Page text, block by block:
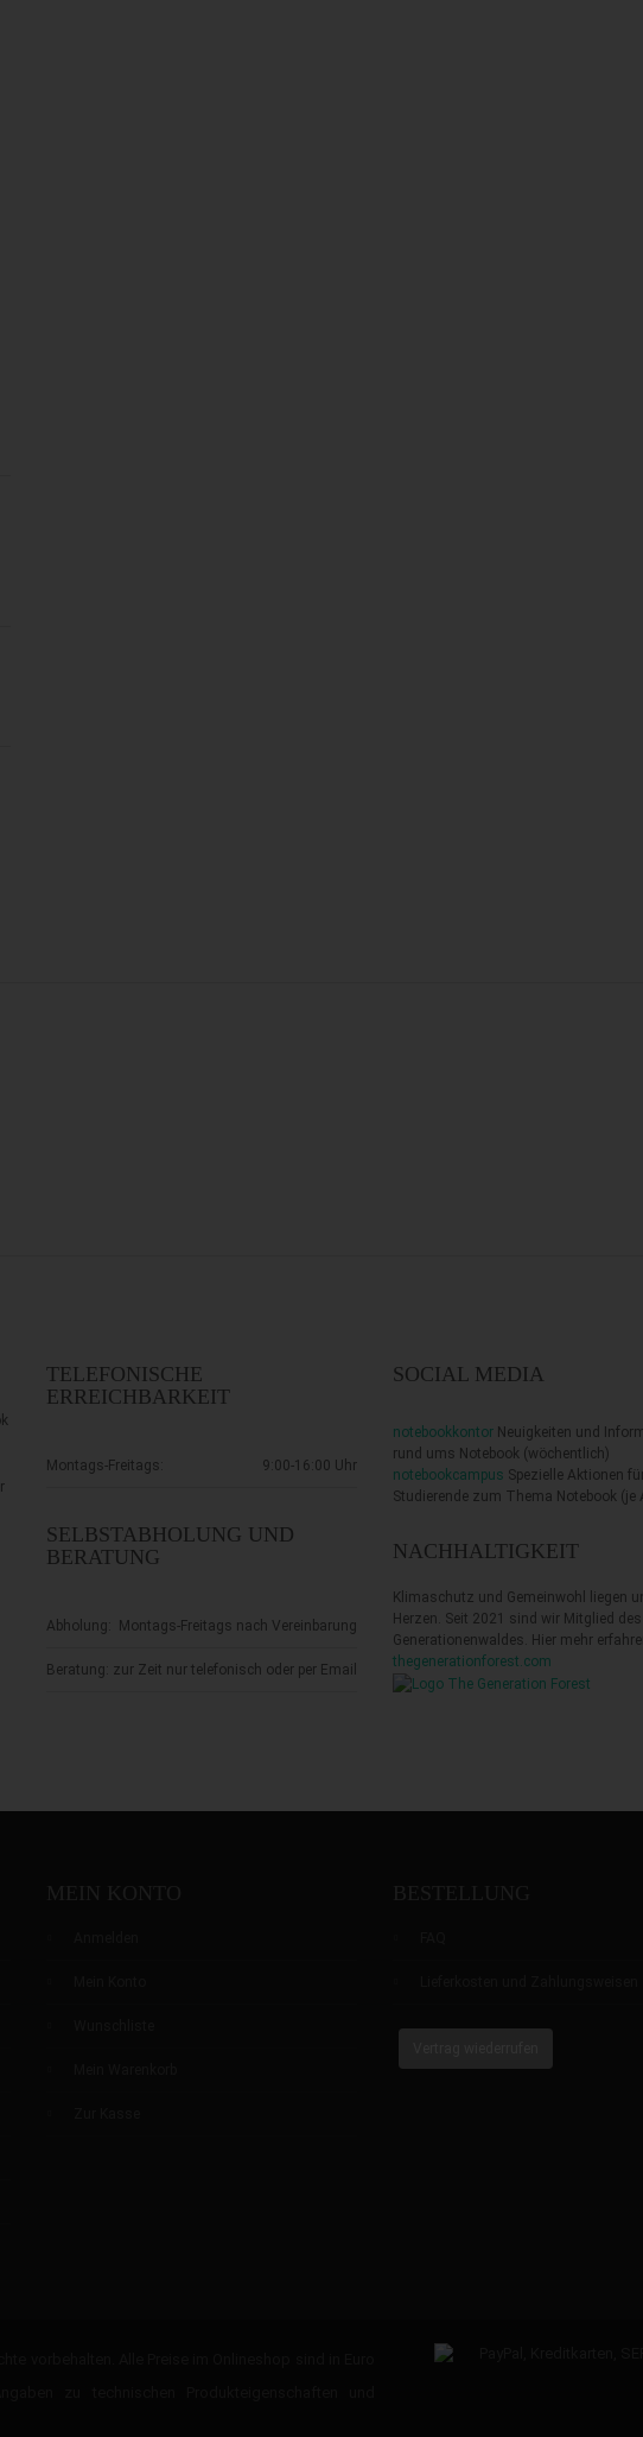
TELEFONISCHE
ERREICHBARKEIT
Montags-Freitags: 9:00-16:00 Uhr
SELBSTABHOLUNG UND
BERATUNG
Abholung: Montags-Freitags nach Vereinbarung
Beratung: zur Zeit nur telefonisch oder per Email
SOCIAL MEDIA
notebookkontor Neuigkeiten und
rund ums Notebook (wöchentlich)
notebookcampus Spezielle Aktionen
Studierende zum Thema Notebook (je
NACHHALTIGKEIT
Klimaschutz und Gemeinwohl liegen
Herzen. Seit 2021 sind wir Mitglied des
Generationenwaldes. Hier mehr
thegenerationforest.com
vorbehalten. Alle Preise im Onlineshop sind in Euro